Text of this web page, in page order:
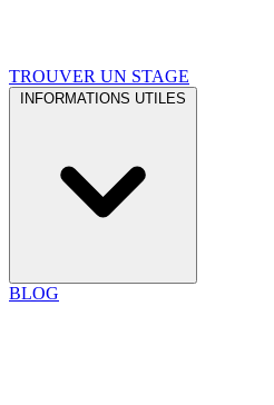
TROUVER UN STAGE
INFORMATIONS UTILES
BLOG